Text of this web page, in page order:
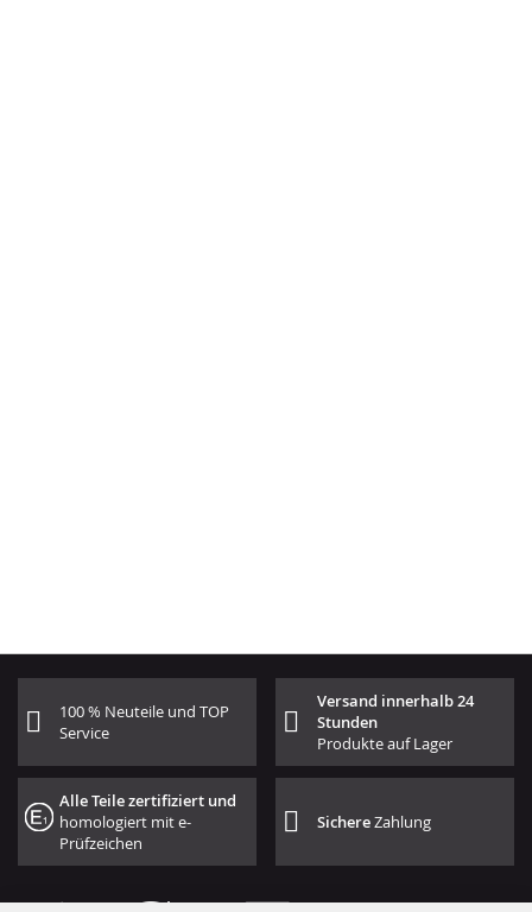
100 % Neuteile und TOP
Service
Versand innerhalb 24
Stunden
Produkte auf Lager
Alle Teile zertifiziert und
homologiert mit e-
Prüfzeichen
SichereZahlung